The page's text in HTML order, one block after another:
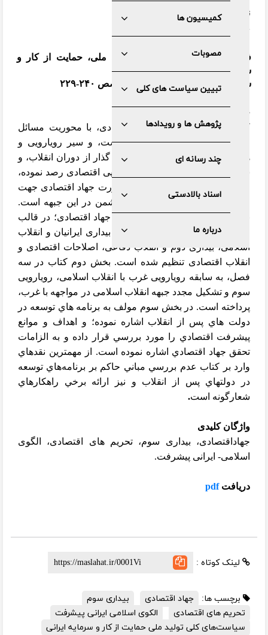
کمیسیون ها
مصوبات
تبیین سیاست های کلی
پژوهش ها و رویدادها
چند رسانه ای
اسناد بالادستی
درباره ما
نویسنده:
دکتر وحید شقاقی شهری
فصلنامه سیاست کلان؛ ویژه
تولید ملی، حمایت از کار و
سرمایه ایرانی
سال اول، شماره اول، پاییز ۱۳۹۱، صص ۲۴۰-۲۲۹
چکیده
كتاب رویارویی سوم و جهاد اقتصادی، با محوریت مسائل
اخیر کشور به نگارش در آمده است، و سیر رویارویی و
هجمه‌ها عليه جمهوري اسلامي را با گذار از دوران انقلاب، و
سپس جنگ تحمیلی، در جبهه رویارویی اقتصادی رصد نموده،
و درصدد تبیین این رویارویی و ضرورت جهاد اقتصادی جهت
مقابله با توطئه ها و تحريم هاي دشمن در اين جبهه است.
بخش اول كتاب تحت عنوان چرایی جهاد اقتصادی؛ در قالب
چهار فصل كه به ترتیب عبارتند از: بیداری ایرانیان و انقلاب
اسلامی، بیداری دوم و انقلاب دفاعی، اصلاحات اقتصادی و
انقلاب اقتصادی تنظیم شده است. بخش دوم كتاب در سه
فصل، به سابقه رویارویی غرب با انقلاب اسلامی، رویارویی
سوم و تشکیل مجدد جبهه انقلاب اسلامی در مواجهه با غرب،
پرداخته است. در بخش سوم مولف به برنامه هاي توسعه در
دولت هاي پس از انقلاب اشاره نموده؛ و اهداف و موانع
پيشرفت اقتصادي را مورد بررسي قرار داده و به الزامات
تحقق جهاد اقتصادي اشاره نموده است. از مهمترين نقدهاي
وارد بر كتاب عدم بررسي مباني حاكم بر برنامه‌هاي توسعه
در دولتهاي پس از انقلاب و نيز ارائه برخي راهكارهاي
شعارگونه است.
واژگان کلیدی
جهاداقتصادی، بیداری سوم، تحریم های اقتصادی، الگوی
اسلامی- ایرانی پیشرفت.
دریافتpdf
لینک کوتاه :
برچسب ها: جهاد اقتصادی
بیداری سوم
تحریم های اقتصادی
الکوی اسلامی ایرانی پیشرفت
سیاست‌های کلی تولید ملی حمایت از کار و سرمایه ایرانی